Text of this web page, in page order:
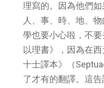
理寫的。因為他們
人、事、時、地、
學也要小心啦，不
以理書》，因為在
十士譯本》（
了才有的翻譯。這